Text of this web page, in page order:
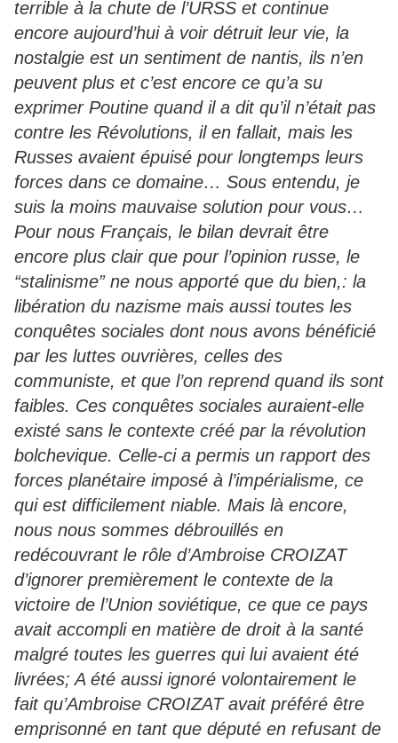
terrible à la chute de l’URSS et continue
encore aujourd’hui à voir détruit leur vie, la
nostalgie est un sentiment de nantis, ils n’en
peuvent plus et c’est encore ce qu’a su
exprimer Poutine quand il a dit qu’il n’était pas
contre les Révolutions, il en fallait, mais les
Russes avaient épuisé pour longtemps leurs
forces dans ce domaine… Sous entendu, je
suis la moins mauvaise solution pour vous…
Pour nous Français, le bilan devrait être
encore plus clair que pour l’opinion russe, le
“stalinisme” ne nous apporté que du bien,: la
libération du nazisme mais aussi toutes les
conquêtes sociales dont nous avons bénéficié
par les luttes ouvrières, celles des
communiste, et que l’on reprend quand ils sont
faibles. Ces conquêtes sociales auraient-elle
existé sans le contexte créé par la révolution
bolchevique. Celle-ci a permis un rapport des
forces planétaire imposé à l’impérialisme, ce
qui est difficilement niable. Mais là encore,
nous nous sommes débrouillés en
redécouvrant le rôle d’Ambroise CROIZAT
d’ignorer premièrement le contexte de la
victoire de l’Union soviétique, ce que ce pays
avait accompli en matière de droit à la santé
malgré toutes les guerres qui lui avaient été
livrées; A été aussi ignoré volontairement le
fait qu’Ambroise CROIZAT avait préféré être
emprisonné en tant que député en refusant de